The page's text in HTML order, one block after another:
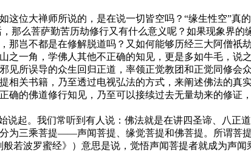
这位大禅师所说的，是在说一切皆空吗？“缘生性空”
那么菩萨勤苦历劫修行又有什么意义呢？如果现象界
那岂不都是在修解脱道吗？又如何能够历经三大阿僧祇
之一角，学佛人其他不正确的知见，更是多如牛毛，
见所误导的众生回归正道，率领正觉教团和正觉同修
相关书籍，乃至透过电视弘法的方式，来阐述佛法的
确的佛道修行知见，乃至可以接续过去无量劫来的修
说起。我们常听到有人说：佛法就是在讲四圣谛、八
为三乘菩提——声闻菩提、缘觉菩提和佛菩提。所谓菩
若波罗蜜经》）意思是说，觉悟声闻菩提者就成为声